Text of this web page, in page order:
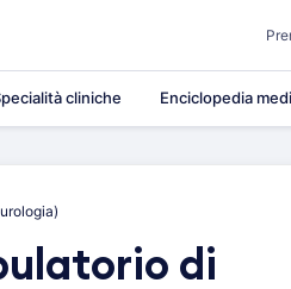
cliniche Enciclopedia
di